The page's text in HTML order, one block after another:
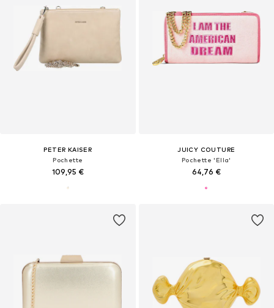
PETER KAISER
Pochette
109,95 €
JUICY COUTURE
Pochette 'Ella'
64,76 €